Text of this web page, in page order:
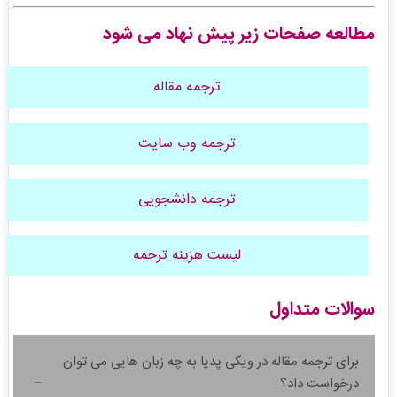
مطالعه صفحات زیر پیش نهاد می شود
ترجمه مقاله
ترجمه وب سایت
ترجمه دانشجویی
لیست هزینه ترجمه
سوالات متداول
برای ترجمه مقاله در ویکی پدیا به چه زبان هایی می توان
درخواست داد؟